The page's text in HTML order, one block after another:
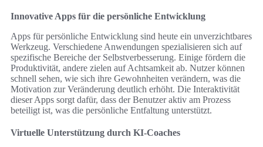
Innovative Apps für die persönliche Entwicklung
Apps für persönliche Entwicklung sind heute ein unverzichtbares
Werkzeug. Verschiedene Anwendungen spezialisieren sich auf
spezifische Bereiche der Selbstverbesserung. Einige fördern die
Produktivität, andere zielen auf Achtsamkeit ab. Nutzer können
schnell sehen, wie sich ihre Gewohnheiten verändern, was die
Motivation zur Veränderung deutlich erhöht. Die Interaktivität
dieser Apps sorgt dafür, dass der Benutzer aktiv am Prozess
beteiligt ist, was die persönliche Entfaltung unterstützt.
Virtuelle Unterstützung durch KI-Coaches